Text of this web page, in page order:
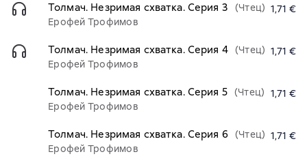
Толмач. Незримая схватка. Серия 3
(Чтец)
Ерофей Трофимов
1,71 €
Толмач. Незримая схватка. Серия 4 (Чтец)
Ерофей Трофимов
1,71 €
Толмач. Незримая схватка. Серия 5 (Чтец)
Ерофей Трофимов
1,71 €
Толмач. Незримая схватка. Серия 6 (Чтец)
Ерофей Трофимов
1,71 €